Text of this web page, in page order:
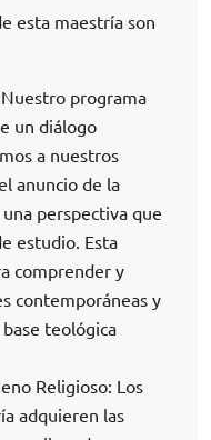
esta maestría son
programa
un diálogo
a nuestros
anuncio de la
perspectiva que
estudio. Esta
comprender y
contemporáneas y
teológica
Religioso: Los
adquieren las